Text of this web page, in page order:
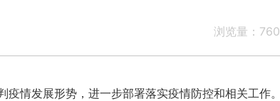
浏览量： 760
情发展形势，进一步部署落实疫情防控和相关工作。